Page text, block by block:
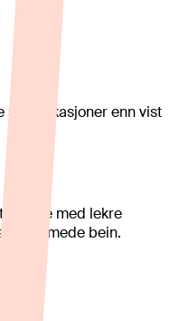
spesifikasjoner enn vist
med lekre
bein.